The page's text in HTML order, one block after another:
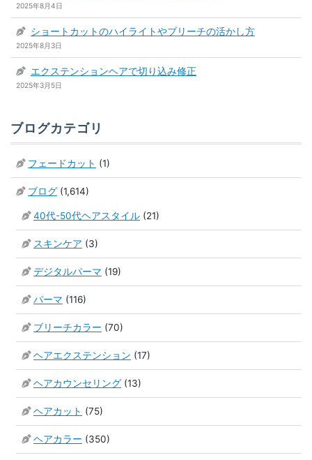
2025年8月4日
ショートカットのハイライトやブリーチの活かし方
2025年8月3日
エクステンションヘアで切り込み修正
2025年3月5日
ブログカテゴリ
フェードカット (1)
ブログ (1,614)
40代-50代ヘアスタイル (21)
スキンケア (3)
デジタルパーマ (19)
パーマ (116)
ブリーチカラー (70)
ヘアエクステンション (17)
ヘアカウンセリング (13)
ヘアカット (75)
ヘアカラー (350)